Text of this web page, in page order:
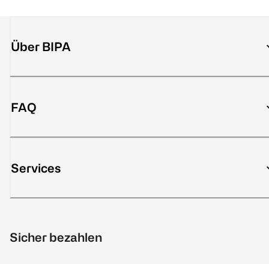
Über BIPA
FAQ
Services
Sicher bezahlen